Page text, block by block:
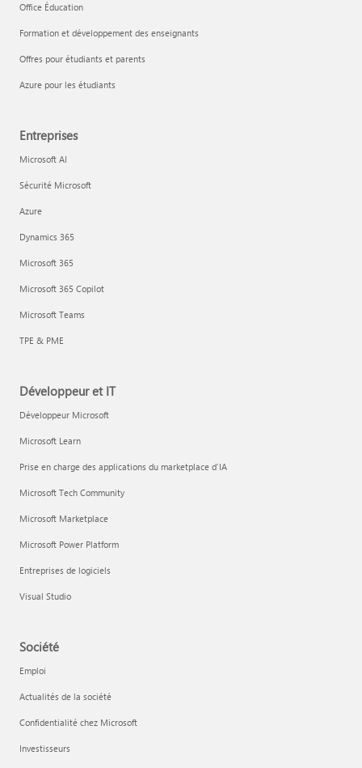
Office Éducation
Formation et développement des enseignants
Offres pour étudiants et parents
Azure pour les étudiants
Entreprises
Microsoft AI
Sécurité Microsoft
Azure
Dynamics 365
Microsoft 365
Microsoft 365 Copilot
Microsoft Teams
TPE & PME
Développeur et IT
Développeur Microsoft
Microsoft Learn
Prise en charge des applications du marketplace d’IA
Microsoft Tech Community
Microsoft Marketplace
Microsoft Power Platform
Entreprises de logiciels
Visual Studio
Société
Emploi
Actualités de la société
Confidentialité chez Microsoft
Investisseurs